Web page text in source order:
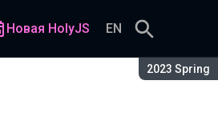
Сезон:
2023 Spring
Новая HolyJS EN